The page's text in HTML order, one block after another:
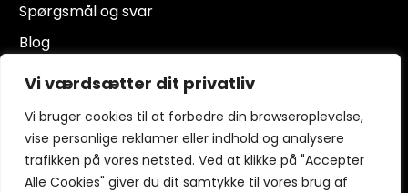
Vi værdsætter dit privatliv
Vi bruger cookies til at forbedre din browseroplevelse,
vise personlige reklamer eller indhold og analysere
trafikken på vores netsted. Ved at klikke på "Accepter
Alle Cookies" giver du dit samtykke til vores brug af
Spørgsmål og svar
Blog
Privatlivspolitik
Kontakt os